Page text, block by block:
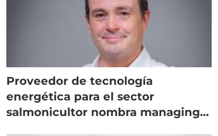
Proveedor de tecnología
energética para el sector
salmonicultor nombra managing